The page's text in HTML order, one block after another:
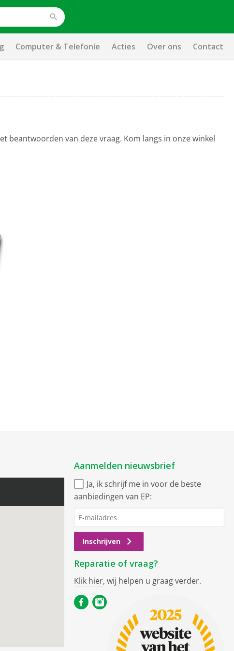
Computer & Telefonie Acties Over ons Contact
beantwoorden van deze vraag. Kom langs in onze winkel
Aanmelden nieuwsbrief
Ja, ik schrijf me in voor de beste
aanbiedingen van EP:
Inschrijven
Reparatie of vraag?
Klik hier, wij helpen u graag verder.